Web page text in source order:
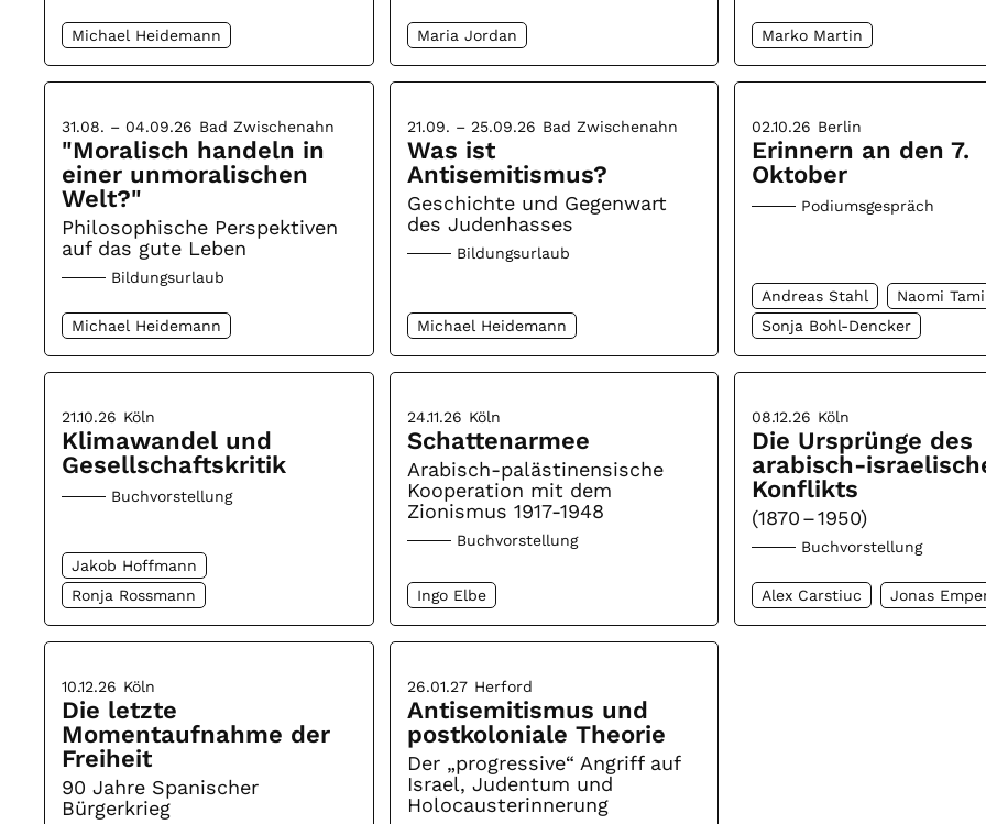
Michael Heidemann Maria Jordan Marko Martin
31.08. – 04.09.26 Bad Zwischenahn
"Moralisch handeln in
einer unmoralischen
Welt?"
Philosophische Perspektiven
auf das gute Leben
Bildungsurlaub
Michael Heidemann
21.09. – 25.09.26 Bad Zwischenahn
Was ist
Antisemitismus?
Geschichte und Gegenwart
des Judenhasses
Bildungsurlaub
Michael Heidemann
02.10.26 Berlin
Erinnern an den 7.
Oktober
Podiumsgespräch
Andreas Stahl
Naomi
Sonja Bohl-Dencker
21.10.26 Köln
Klimawandel und
Gesellschaftskritik
Buchvorstellung
Jakob Hoffmann
Ronja Rossmann
24.11.26 Köln
Schattenarmee
Arabisch-palästinensische
Kooperation mit dem
Zionismus 1917-1948
Buchvorstellung
Ingo Elbe
08.12.26 Köln
Die Ursprünge des
arabisch-
Konflikts
(1870 – 1950)
Buchvorstellung
Alex Carstiuc Jonas
10.12.26 Köln
Die letzte
Momentaufnahme der
Freiheit
90 Jahre Spanischer
Bürgerkrieg
26.01.27 Herford
Antisemitismus und
postkoloniale Theorie
Der „progressive“ Angriff auf
Israel, Judentum und
Holocausterinnerung